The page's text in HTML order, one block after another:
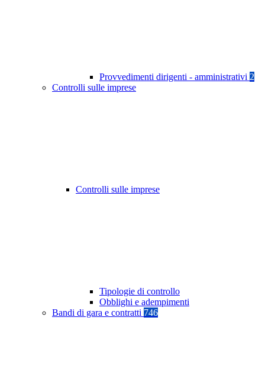
Provvedimenti dirigenti - amministrativi 2
Controlli sulle imprese
Controlli sulle imprese
Tipologie di controllo
Obblighi e adempimenti
Bandi di gara e contratti 746